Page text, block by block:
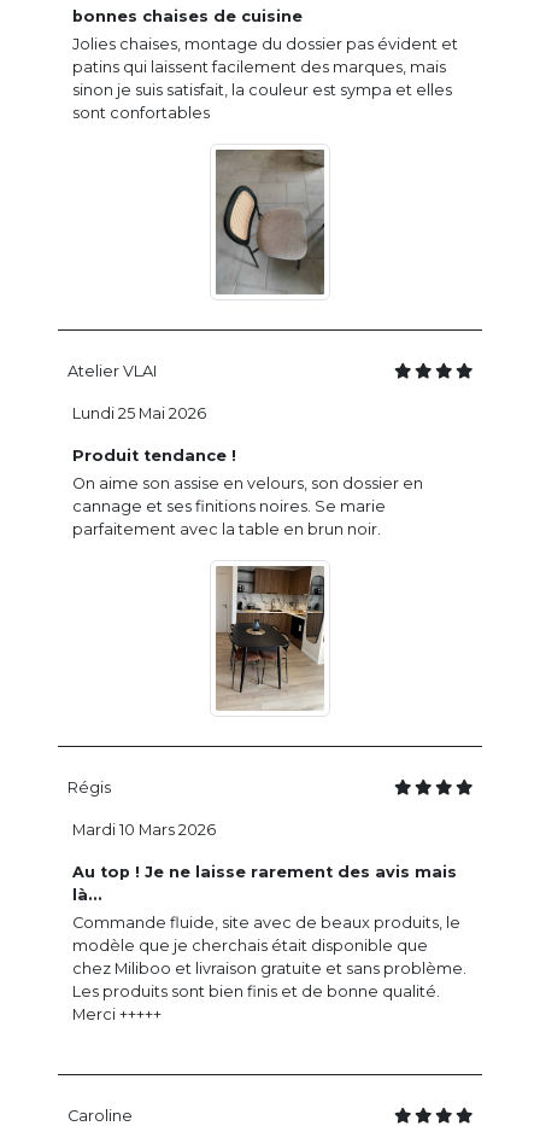
bonnes chaises de cuisine
Jolies chaises, montage du dossier pas évident et
patins qui laissent facilement des marques, mais
sinon je suis satisfait, la couleur est sympa et elles
sont confortables
Atelier VLAI
Produit tendance !
On aime son assise en velours, son dossier en
cannage et ses finitions noires. Se marie
parfaitement avec la table en brun noir.
Lundi 25 Mai 2026
Régis
Au top ! Je ne laisse rarement des avis mais
là...
Commande fluide, site avec de beaux produits, le
modèle que je cherchais était disponible que
chez Miliboo et livraison gratuite et sans problème.
Les produits sont bien finis et de bonne qualité.
Merci +++++
Mardi 10 Mars 2026
Caroline